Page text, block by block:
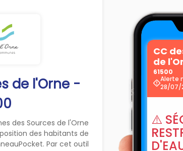
de l'Orne -
des Sources de l'Orne
des habitants de
Par cet outil
CC
de
61500
Alerte
28/07/
⚠️